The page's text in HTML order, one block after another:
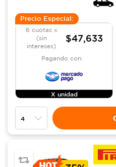
Precio Especial:
6 cuotas x
(sin
intereses)
$47,633
Pagando con:
X unidad